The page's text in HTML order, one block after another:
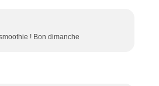
! Bon dimanche